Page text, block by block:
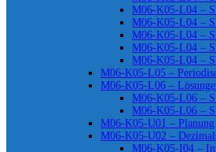
M06-K05-L04 –
M06-K05-L04 –
M06-K05-L04 –
M06-K05-L04 –
M06-K05-L04 –
M06-K05-L05 –
M06-K05-L06 –
M06-K05-L06 –
M06-K05-L06 –
M06-K05-U01 – Planung
M06-K05-U02 –
M06-K05-I04 –